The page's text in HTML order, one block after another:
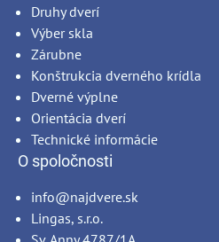
Druhy dverí
Výber skla
Zárubne
Konštrukcia dverného krídla
Dverné výplne
Orientácia dverí
Technické informácie
O spoločnosti
info@najdvere.sk
Lingas, s.r.o.